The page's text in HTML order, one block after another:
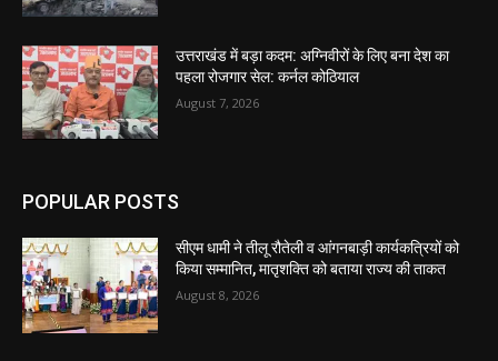
उत्तराखंड में बड़ा कदम: अग्निवीरों के लिए बना देश का
पहला रोजगार सेल: कर्नल कोठियाल
August 7, 2026
POPULAR POSTS
सीएम धामी ने तीलू रौतेली व आंगनबाड़ी कार्यकत्रियों को
किया सम्मानित, मातृशक्ति को बताया राज्य की ताकत
August 8, 2026